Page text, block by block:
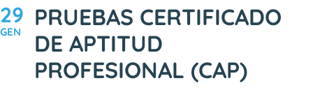
29
GEN
PRUEBAS CERTIFICADO
DE APTITUD
PROFESIONAL (CAP)